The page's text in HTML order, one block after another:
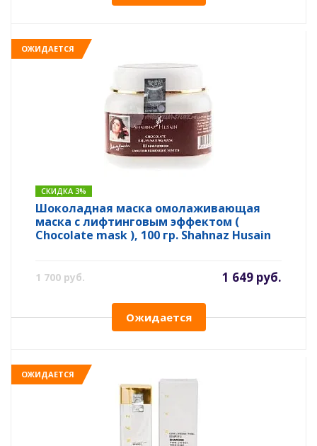
ОЖИДАЕТСЯ
СКИДКА 3%
Шоколадная маска омолаживающая
маска с лифтинговым эффектом (
Chocolate mask ), 100 гр. Shahnaz Husain
1 700 руб. 1 649 руб.
Ожидается
ОЖИДАЕТСЯ